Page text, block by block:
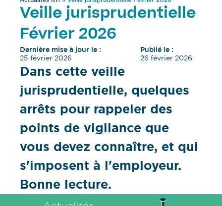
Veille jurisprudentielle
Février 2026
Dernière mise à jour le :
25 février 2026
Publié le :
26 février 2026
Dans cette veille
jurisprudentielle, quelques
arrêts pour rappeler des
points de vigilance que
vous devez connaître, et qui
s'imposent à l'employeur.
Bonne lecture.